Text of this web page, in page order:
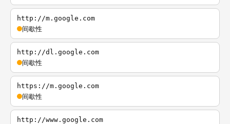
http://m.google.com
间歇性
http://dl.google.com
间歇性
https://m.google.com
间歇性
http://www.google.com